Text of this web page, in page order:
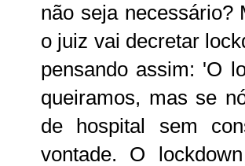
não seja necessário?
o juiz vai decretar
pensando assim: 'O
queiramos, mas se
de hospital sem
vontade. O